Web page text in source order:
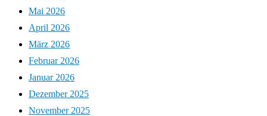
Mai 2026
April 2026
März 2026
Februar 2026
Januar 2026
Dezember 2025
November 2025